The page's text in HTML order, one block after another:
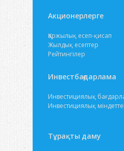
Акционерлерге
Қаржылық есеп-қисап
Жылдық есептер
Рейтингілер
Инвестбағдарлама
Инвестициялық
Инвестициялық
Тұрақты даму